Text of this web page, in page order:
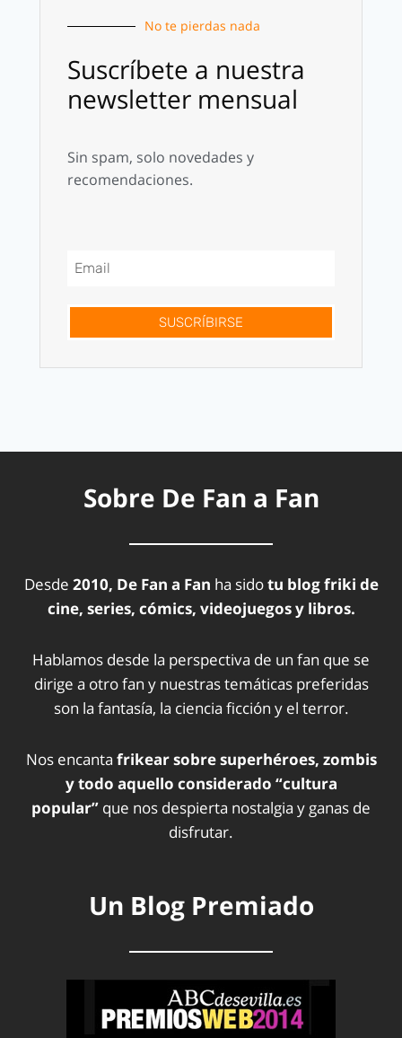
No te pierdas nada
Suscríbete a nuestra
newsletter mensual
Sin spam, solo novedades y
recomendaciones.
SUSCRÍBIRSE
Sobre De Fan a Fan
Desde 2010, De Fan a Fan ha sidotu blog friki de
cine, series, cómics, videojuegos y libros.
Hablamos desde la perspectiva de un fan que se
dirige a otro fan y nuestras temáticas preferidas
son la fantasía, la ciencia ficción y el terror.
Nos encanta frikear sobre superhéroes, zombis
y todo aquello considerado “cultura
popular” que nos despierta nostalgia y ganas de
disfrutar.
Un Blog Premiado